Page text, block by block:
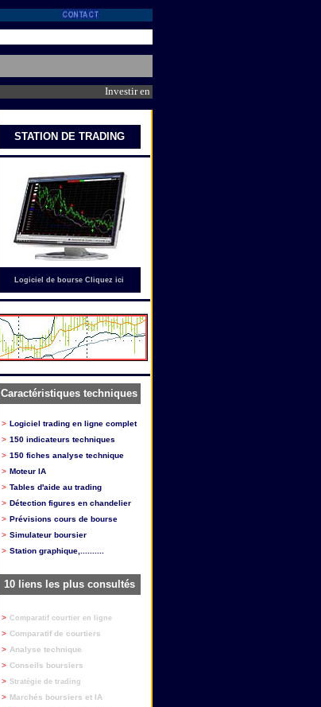
Investir en bourse avec Trader WS : Synthèse des
STATION DETRADING
Logiciel de bourse Cliquez ici
Caractéristiques techniques
> Logiciel trading en ligne complet
> 150 indicateurs techniques
> 150 fiches analyse technique
> Moteur IA
> Tables d'aide au trading
> Détection figures en chandelier
> Prévisions cours de bourse
> Simulateur boursier
> Station graphique,..........
10 liens les plus consultés
> Comparatif courtier en ligne
> Comparatif de courtiers
> Analyse technique
> Conseils boursiers
> Stratégie de trading
> Marchés boursiers et IA